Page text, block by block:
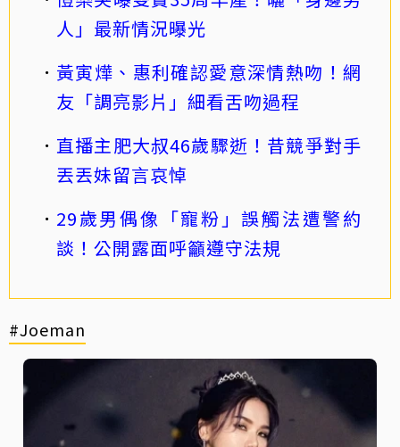
人」最新情況曝光
黃寅燁、惠利確認愛意深情熱吻！網
友「調亮影片」細看舌吻過程
直播主肥大叔46歲驟逝！昔競爭對手
丟丟妹留言哀悼
29歲男偶像「寵粉」誤觸法遭警約
談！公開露面呼籲遵守法規
#Joeman